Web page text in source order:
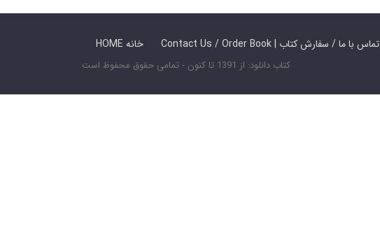
HOME خانه Contact Us / Order Book | تماس با ما / سفارش کتاب
کتاب دانلود: از 1391 تا کنون - تمامی حقوق محفوظ است